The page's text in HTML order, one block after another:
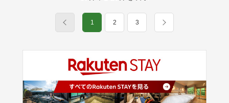
1 2 3